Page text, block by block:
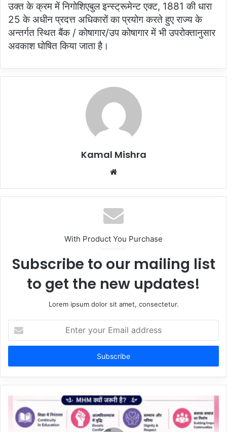
उक्त के क्रम में निगोशिएबुल इन्स्ट्रूमेन्ट एक्ट, 1881 की धारा
25 के अधीन प्रदत्त अधिकारों का प्रयोग करते हुए राज्य के
अन्तर्गत स्थित बैंक / कोषागार/उप कोषागार में भी उपरोक्तानुसार
अवकाश घोषित किया जाता है।
Kamal Mishra
Website
With Product You Purchase
Subscribe to our mailing list
to get the new updates!
Lorem ipsum dolor sit amet, consectetur.
your
Email